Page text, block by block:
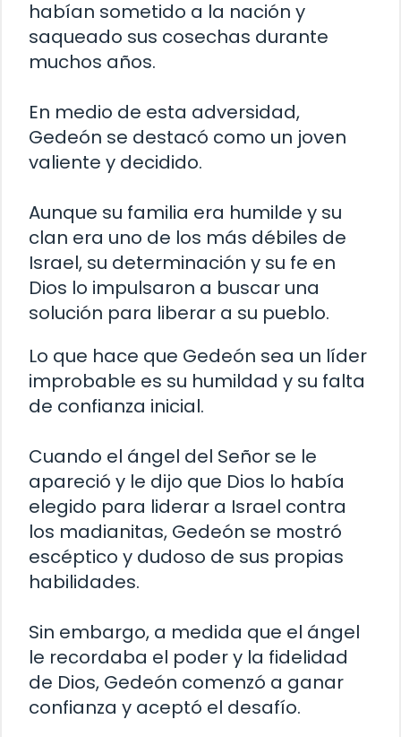
habían sometido a la nación y
saqueado sus cosechas durante
muchos años.
En medio de esta adversidad,
Gedeón se destacó como un joven
valiente y decidido.
Aunque su familia era humilde y su
clan era uno de los más débiles de
Israel, su determinación y su fe en
Dios lo impulsaron a buscar una
solución para liberar a su pueblo.
Lo que hace que Gedeón sea un líder
improbable es su humildad y su falta
de confianza inicial.
Cuando el ángel del Señor se le
apareció y le dijo que Dios lo había
elegido para liderar a Israel contra
los madianitas, Gedeón se mostró
escéptico y dudoso de sus propias
habilidades.
Sin embargo, a medida que el ángel
le recordaba el poder y la fidelidad
de Dios, Gedeón comenzó a ganar
confianza y aceptó el desafío.